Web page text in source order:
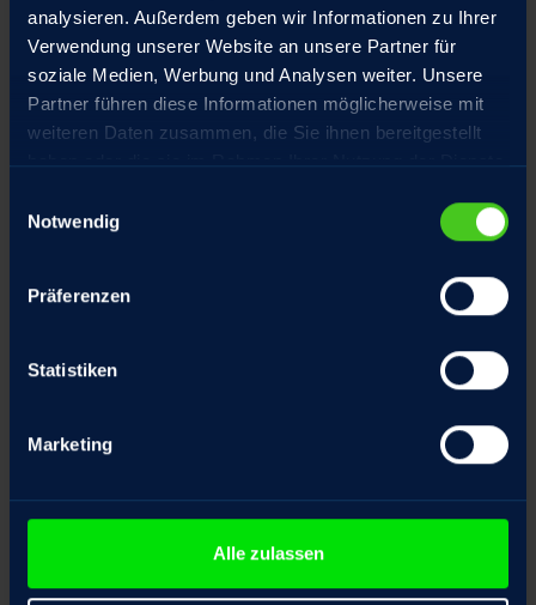
analysieren. Außerdem geben wir Informationen zu Ihrer
Verwendung unserer Website an unsere Partner für
soziale Medien, Werbung und Analysen weiter. Unsere
Partner führen diese Informationen möglicherweise mit
weiteren Daten zusammen, die Sie ihnen bereitgestellt
Notwendig
Präferenzen
Statistiken
Marketing
Alle zulassen
04
Cranes & Lifts